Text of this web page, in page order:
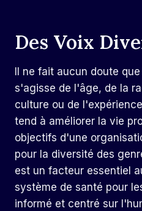
Des Voix
Il ne fait aucun doute
s'agisse de l'âge, de la
culture ou de
tend à améliorer la vie
objectifs d'une
pour la diversité des
est un facteur essentiel
système de santé pour
informé et centré sur